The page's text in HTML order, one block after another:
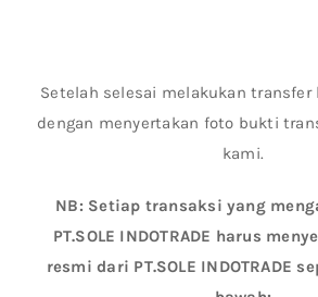
Setelah selesai melakukan transfer
dengan menyertakan foto bukti
kami.
NB: Setiap transaksi yang
PT.SOLE INDOTRADE harus
resmi dari PT.SOLE INDOTRADE